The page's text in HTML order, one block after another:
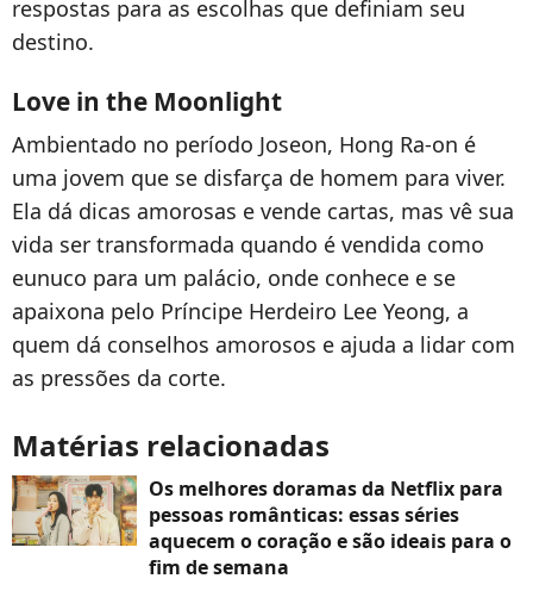
respostas para as escolhas que definiam seu
destino.
Love in the Moonlight
Ambientado no período Joseon, Hong Ra-on é
uma jovem que se disfarça de homem para viver.
Ela dá dicas amorosas e vende cartas, mas vê sua
vida ser transformada quando é vendida como
eunuco para um palácio, onde conhece e se
apaixona pelo Príncipe Herdeiro Lee Yeong, a
quem dá conselhos amorosos e ajuda a lidar com
as pressões da corte.
Matérias relacionadas
Os melhores doramas da Netflix para
pessoas românticas: essas séries
aquecem o coração e são ideais para o
fim de semana